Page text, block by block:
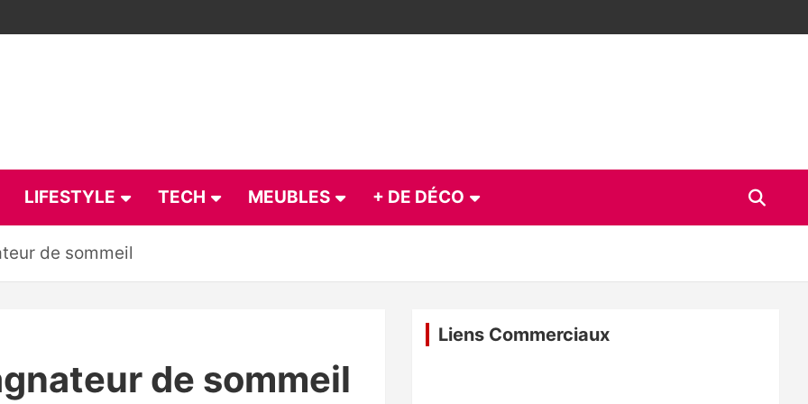
LIFESTYLE TECH MEUBLES + DE DÉCO
de sommeil
de sommeil
Liens Commerciaux